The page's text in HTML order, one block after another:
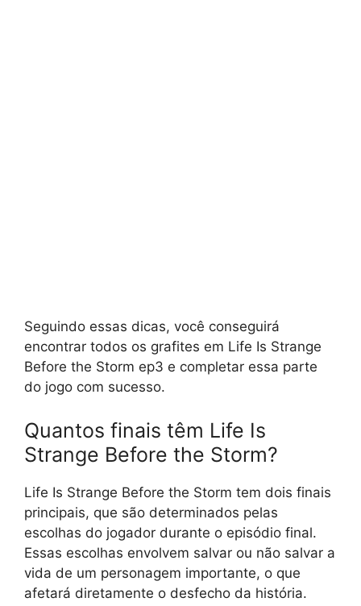
Seguindo essas dicas, você conseguirá
encontrar todos os grafites em Life Is Strange
Before the Storm ep3 e completar essa parte
do jogo com sucesso.
Quantos finais têm Life Is
Strange Before the Storm?
Life Is Strange Before the Storm tem dois finais
principais, que são determinados pelas
escolhas do jogador durante o episódio final.
Essas escolhas envolvem salvar ou não salvar a
vida de um personagem importante, o que
afetará diretamente o desfecho da história.